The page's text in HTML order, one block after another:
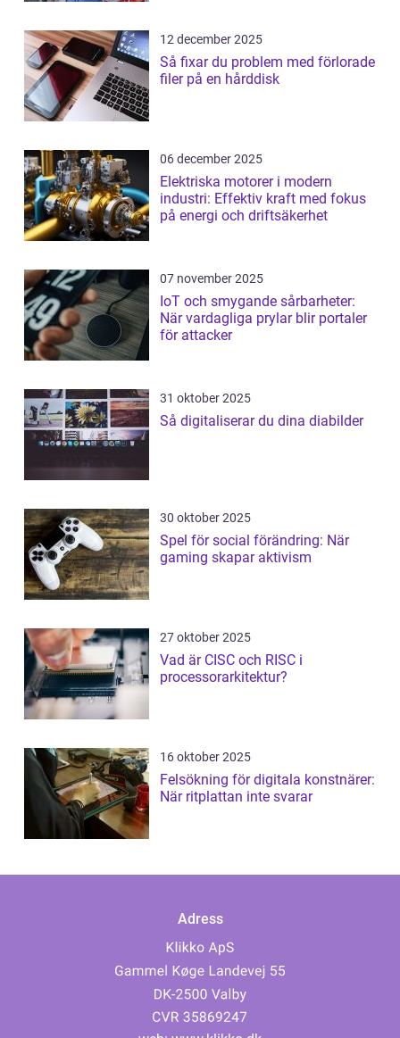
12 december 2025
Så fixar du problem med förlorade
filer på en hårddisk
06 december 2025
Elektriska motorer i modern
industri: Effektiv kraft med fokus
på energi och driftsäkerhet
07 november 2025
IoT och smygande sårbarheter:
När vardagliga prylar blir portaler
för attacker
31 oktober 2025
Så digitaliserar du dina diabilder
30 oktober 2025
Spel för social förändring: När
gaming skapar aktivism
27 oktober 2025
Vad är CISC och RISC i
processorarkitektur?
16 oktober 2025
Felsökning för digitala konstnärer:
När ritplattan inte svarar
Adress